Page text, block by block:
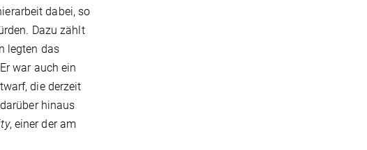
dabei, so
Dazu zählt
legten das
war auch ein
die derzeit
hinaus
, einer der am